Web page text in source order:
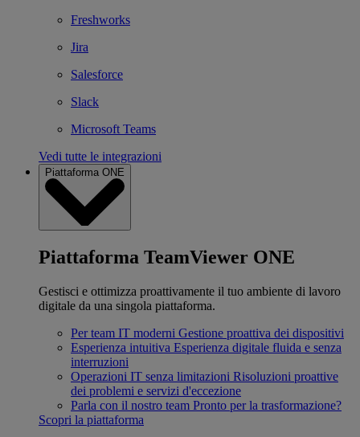
Freshworks
Jira
Salesforce
Slack
Microsoft Teams
Vedi tutte le integrazioni
Piattaforma ONE
Piattaforma TeamViewer ONE
Gestisci e ottimizza proattivamente il tuo ambiente di lavoro
digitale da una singola piattaforma.
Per team IT moderni Gestione proattiva dei dispositivi
Esperienza intuitiva Esperienza digitale fluida e senza
interruzioni
Operazioni IT senza limitazioni Risoluzioni proattive
dei problemi e servizi d'eccezione
Parla con il nostro team Pronto per la trasformazione?
Scopri la piattaforma